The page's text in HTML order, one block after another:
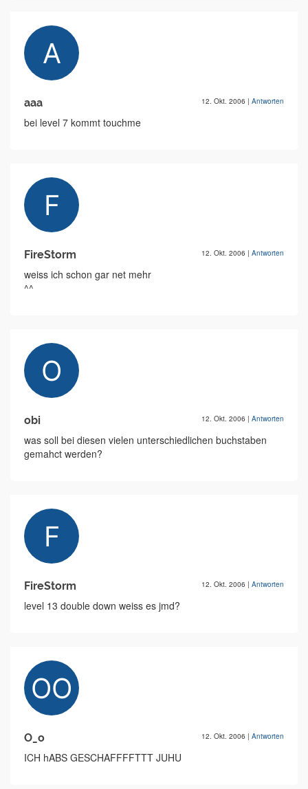
aaa 12. Okt. 2006 | Antworten
bei level 7 kommt touchme
FireStorm 12. Okt. 2006 | Antworten
weiss ich schon gar net mehr
^^
obi 12. Okt. 2006 | Antworten
was soll bei diesen vielen unterschiedlichen buchstaben
gemahct werden?
FireStorm 12. Okt. 2006 | Antworten
level 13 double down weiss es jmd?
O_o 12. Okt. 2006 | Antworten
ICH hABS GESCHAFFFFTTT JUHU